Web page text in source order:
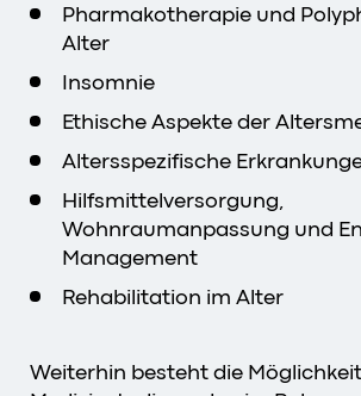
Pharmakotherapie und
Alter
Insomnie
Ethische Aspekte der
Altersspezifische
Hilfsmittelversorgung,
Wohnraumanpassung und
Management
Rehabilitation im Alter
Weiterhin besteht die